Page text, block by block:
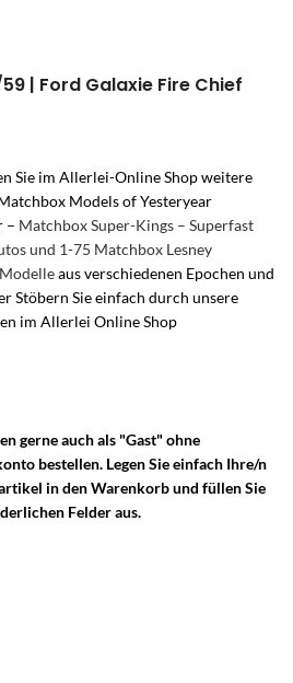
| Ford Galaxie Fire Chief
Sie im Allerlei-Online Shop weitere
Models of Yesteryear
– Matchbox Super-Kings – Superfast
und 1-75 Matchbox Lesney
aus verschiedenen Epochen und
Stöbern Sie einfach durch unsere
im Allerlei Online Shop
gerne auch als "Gast" ohne
bestellen. Legen Sie einfach Ihre/n
in den Warenkorb und füllen Sie
Felder aus.